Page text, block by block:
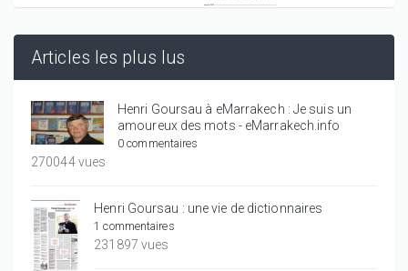
Articles les plus lus
Henri Goursau à eMarrakech : Je suis un
amoureux des mots - eMarrakech.info
0 commentaires
270044 vues
Henri Goursau : une vie de dictionnaires
1 commentaires
231897 vues